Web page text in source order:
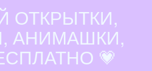
ОТКРЫТКИ,
АНИМАШКИ,
💗